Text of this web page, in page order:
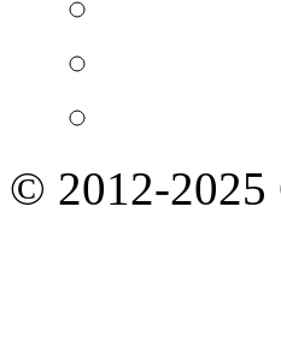
© 2012-2025